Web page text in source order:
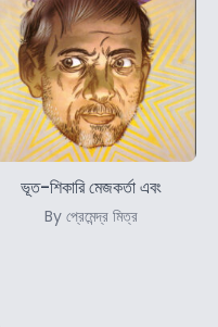
ভূত-শিকারি মেজকর্তা এবং
By প্রেমেন্দ্র মিত্র